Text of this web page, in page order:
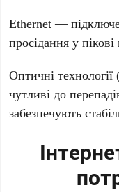
Ethernet —
просідання у
Оптичні
чутливі до
забезпечують